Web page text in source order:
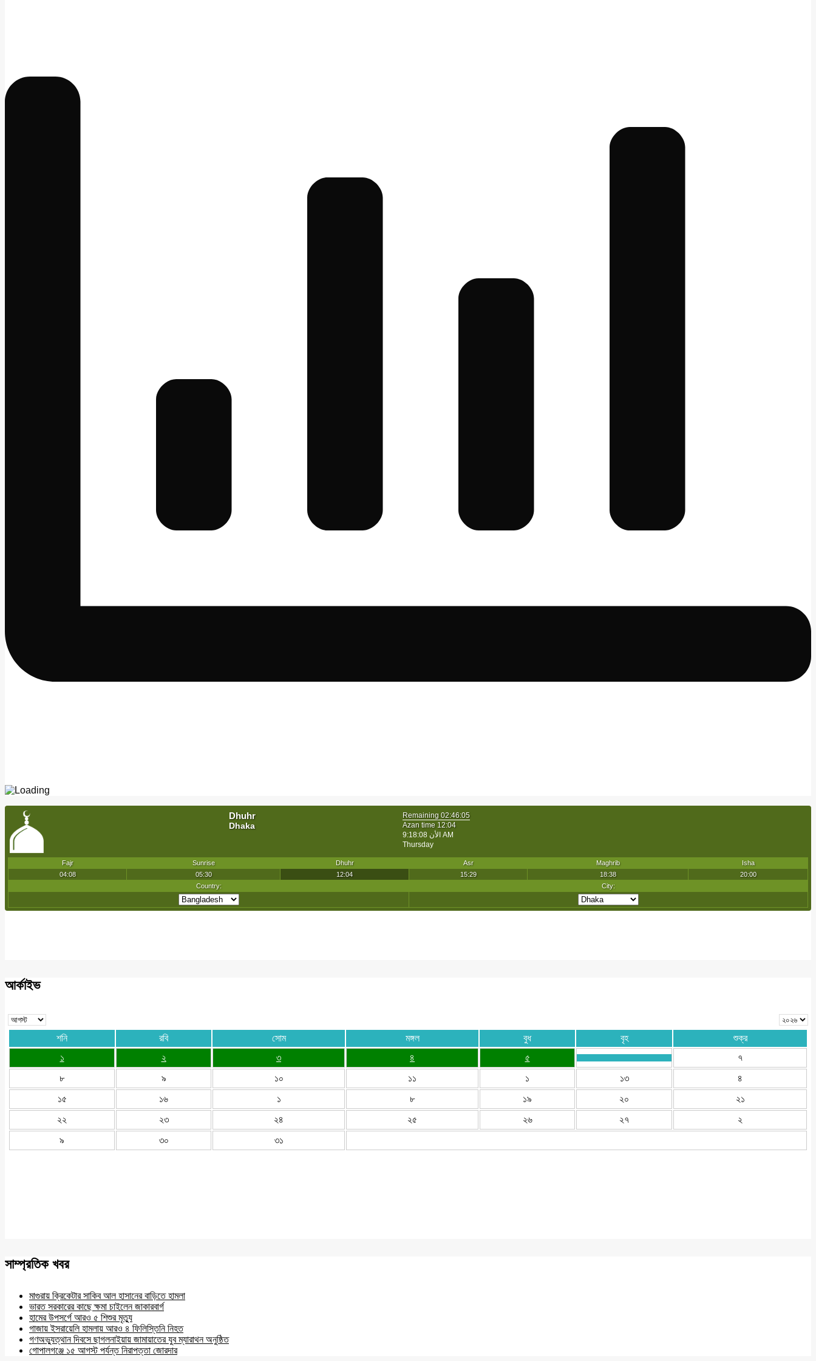
আর্কাইভ
শনি রবি সোম মঙ্গল বুধ বৃহ
শুক্র
১
২ ৩ ৪ ৫
৭
৮
৯ ১০ ১১ ১ ১৩
৪
১৫
১৬ ১ ৮ ১৯ ২০
২১
২২
২৩ ২৪ ২৫ ২৬ ২৭
২
৯
৩০ ৩১
সাম্প্রতিক খবর
মাগুরায় ক্রিকেটার সাকিব আল হাসানের বাড়িতে হামলা
ভারত সরকারের কাছে ক্ষমা চাইলেন জাকারবার্গ
হামের উপসর্গে আরও ৫ শিশুর মৃত্যু
গাজায় ইসরায়েলি হামলায় আরও ৪ ফিলিস্তিনি নিহত
গণঅভ্যুত্থান দিবসে ছাগলনাইয়ায় জামায়াতের যুব ম্যারাথন অনুষ্ঠিত
গোপালগঞ্জে ১৫ আগস্ট পর্যন্ত নিরাপত্তা জোরদার